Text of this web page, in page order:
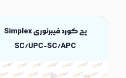
پچ کورد فیبرنوری Simplex
SC/UPC-SC/APC